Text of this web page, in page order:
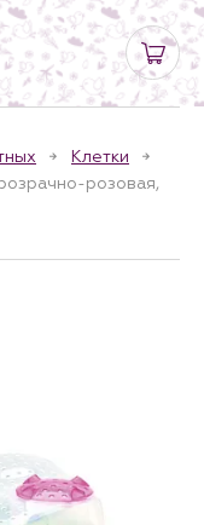
Клетки
розовая,